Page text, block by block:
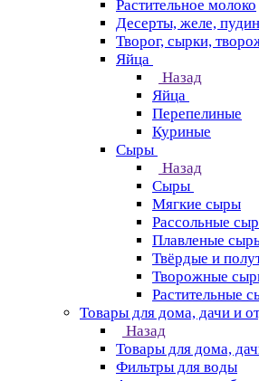
Растительное молоко
Десерты, желе,
Творог, сырки,
Яйца
Назад
Яйца
Перепелиные
Куриные
Сыры
Назад
Сыры
Мягкие сыры
Рассольные
Плавленые
Твёрдые и
Творожные
Растительные
Товары для дома, дачи и
Назад
Товары для дома,
Фильтры для воды